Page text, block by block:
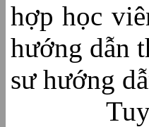
hợp học
hướng dẫn
sư hướng
Tuy